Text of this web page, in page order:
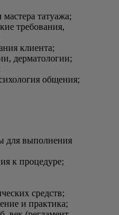
татуажа;
требования,
клиента;
дерматологии;
общения;
для выполнения
к процедуре;
средств;
и практика;